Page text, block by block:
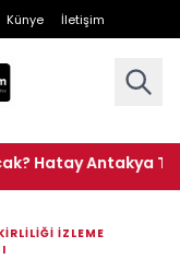
Künye İletişim
Antakya TOKİ
İZLEME